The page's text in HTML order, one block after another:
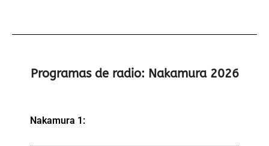
Programas de radio: Nakamura 2026
Nakamura 1: